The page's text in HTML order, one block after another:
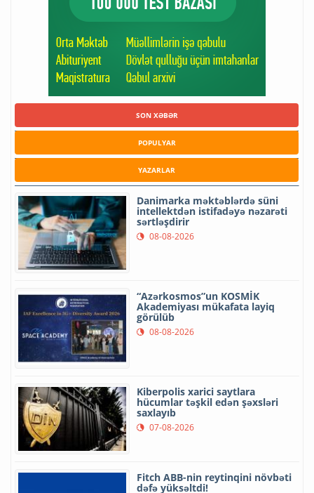
SON XƏBƏR
POPULYAR
YAZARLAR
Danimarka məktəblərdə süni
intellektdən istifadəyə nəzarəti
sərtləşdirir
08-08-2026
“Azərkosmos”un KOSMİK
Akademiyası mükafata layiq
görülüb
08-08-2026
Kiberpolis xarici saytlara
hücumlar təşkil edən şəxsləri
saxlayıb
07-08-2026
Fitch ABB-nin reytinqini növbəti
dəfə yüksəltdi!